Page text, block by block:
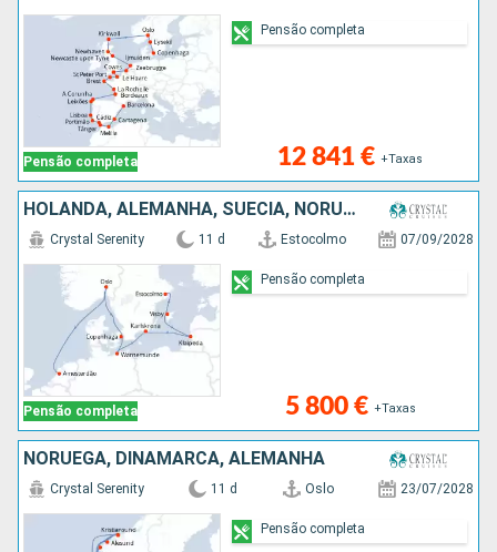
Pensão completa 12 841 € +Taxas
Pensão completa
HOLANDA, ALEMANHA, SUÉCIA, NORUEGA, DINAMARCA
Pensão completa
Crystal Serenity 11 d Estocolmo 07/09/2028
5 800 € +Taxas
Pensão completa
NORUEGA, DINAMARCA, ALEMANHA
Crystal Serenity 11 d Oslo 23/07/2028
Pensão completa